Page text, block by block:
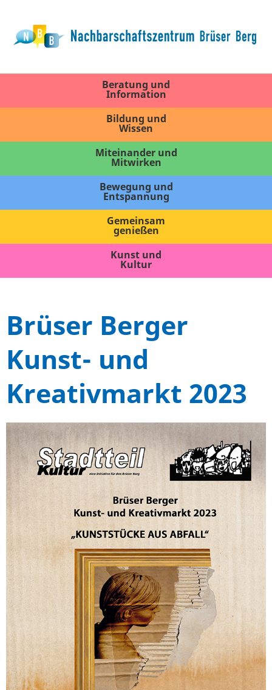
Beratung und
Information
Bildung und
Wissen
Miteinander und
Mitwirken
Bewegung und
Entspannung
Gemeinsam
genießen
Kunst und
Kultur
Brüser Berger
Kunst- und
Kreativmarkt 2023